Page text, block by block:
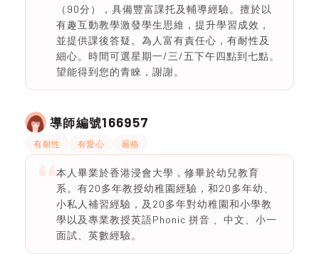
（90分），具備豐富課托及輔導經驗。擅於以
有趣互動教學激發學生思維，提升學習成效，
並提供課後答疑。為人富有責任心，有耐性及
細心。時間可選星期一/三/五下午四點到七點。
望能得到您的青睞，謝謝。
導師編號166957
有耐性 有愛心 嚴格
本人畢業於香港浸會大學，修畢於幼兒教育
系。有20多年教授幼稚園經驗，和20多年幼、
小私人補習經驗，及20多年對幼稚園和小學教
學以及專業教授英語Phonic 拼音 、中文、小一
面試、英數經驗。